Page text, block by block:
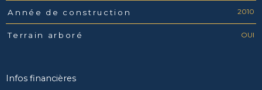
Année de construction 2010
Terrain arboré OUI
Infos financières